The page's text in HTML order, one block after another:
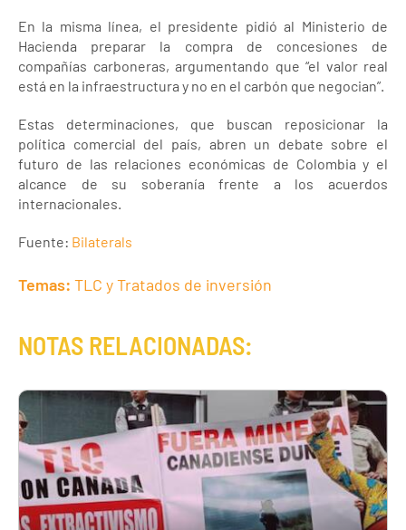
En la misma línea, el presidente pidió al Ministerio de
Hacienda preparar la compra de concesiones de
compañías carboneras, argumentando que “el valor real
está en la infraestructura y no en el carbón que negocian”.
Estas determinaciones, que buscan reposicionar la
política comercial del país, abren un debate sobre el
futuro de las relaciones económicas de Colombia y el
alcance de su soberanía frente a los acuerdos
internacionales.
Fuente: Bilaterals
Temas: TLC y Tratados de inversión
NOTAS RELACIONADAS: